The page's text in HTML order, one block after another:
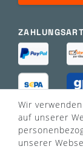
VERSANDART
Wir
auf unserer
unserer